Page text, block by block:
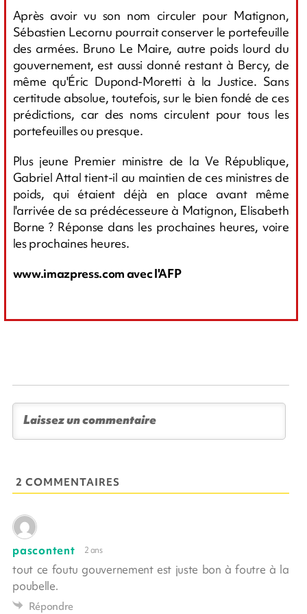
Après avoir vu son nom circuler pour Matignon,
Sébastien Lecornu pourrait conserver le portefeuille
des armées. Bruno Le Maire, autre poids lourd du
gouvernement, est aussi donné restant à Bercy, de
même qu'Éric Dupond-Moretti à la Justice. Sans
certitude absolue, toutefois, sur le bien fondé de ces
prédictions, car des noms circulent pour tous les
portefeuilles ou presque.
Plus jeune Premier ministre de la Ve République,
Gabriel Attal tient-il au maintien de ces ministres de
poids, qui étaient déjà en place avant même
l'arrivée de sa prédécesseure à Matignon, Elisabeth
Borne ? Réponse dans les prochaines heures, voire
les prochaines heures.
www.imazpress.com avec l'AFP
2 COMMENTAIRES
pascontent 2 ans
tout ce foutu gouvernement est juste bon à foutre à la
poubelle.
Répondre